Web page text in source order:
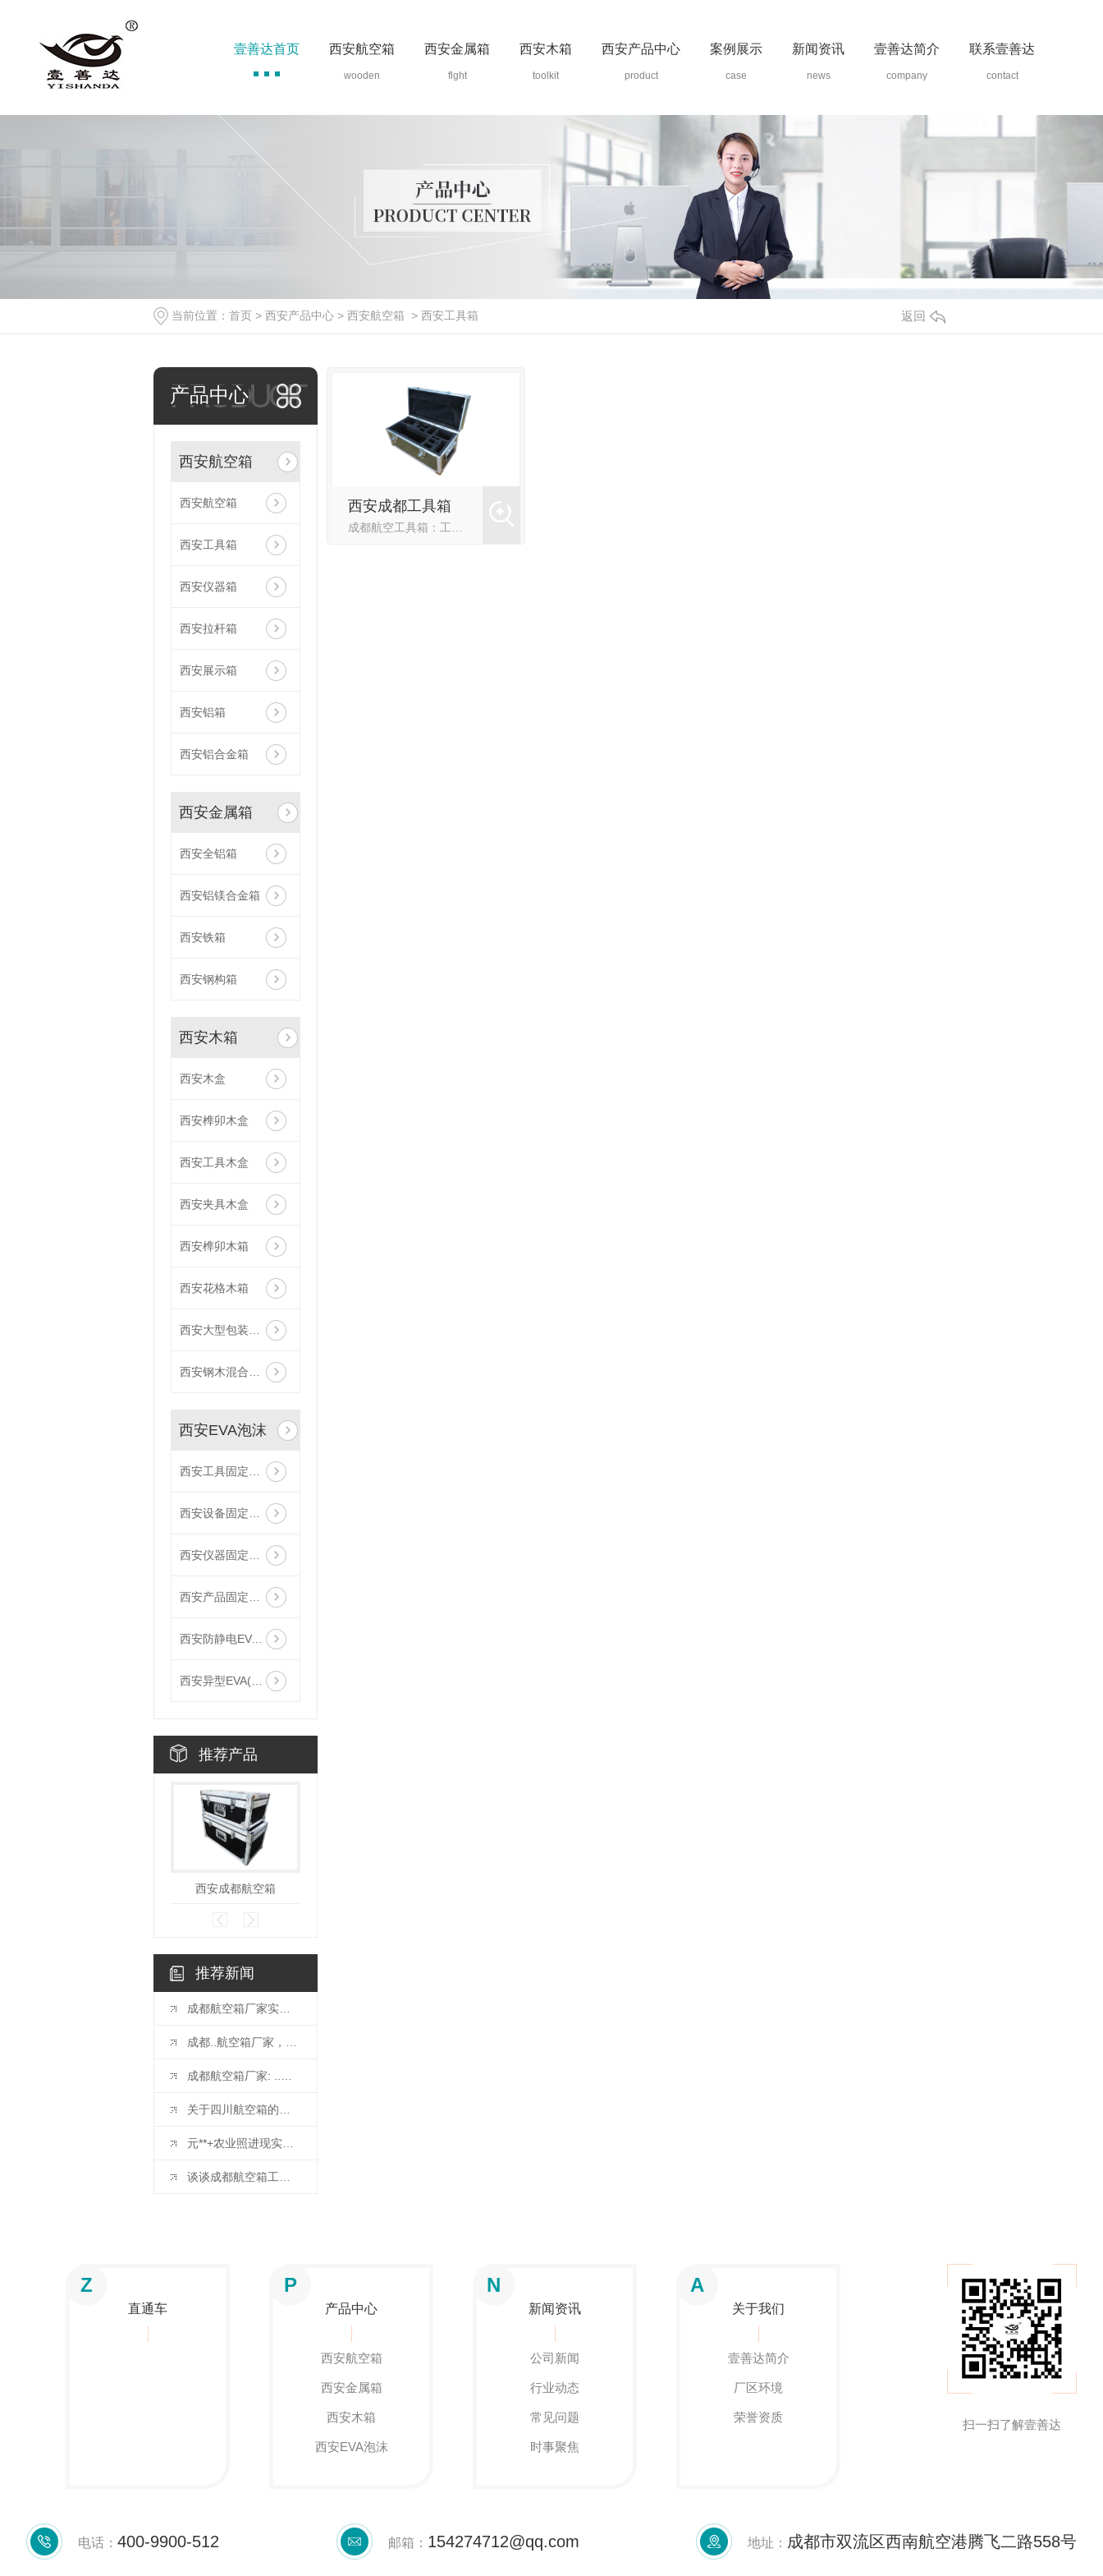
壹善达首页 西安航空箱
wooden
西安金属箱
flght
西安木箱
toolkit
西安产品中心
product
案例展示
case
新闻资讯
news
壹善达简介
company
联系壹善达
contact
当前位置： 首页 > 西安产品中心 > 西安航空箱 > 西安工具箱 返回
PRODUCT
产品中心
西安航空箱
西安航空箱
西安工具箱
西安仪器箱
西安拉杆箱
西安展示箱
西安铝箱
西安铝合金箱
西安金属箱
西安全铝箱
西安铝镁合金箱
西安铁箱
西安钢构箱
西安木箱
西安木盒
西安榫卯木盒
西安工具木盒
西安夹具木盒
西安榫卯木箱
西安花格木箱
西安大型包装木箱
西安钢木混合木箱
西安EVA泡沫
西安工具固定泡沫EVA
西安设备固定泡沫EVA
西安仪器固定泡沫EVA
西安产品固定泡沫EVA
西安防静电EVA(加工)
西安异型EVA(加工)
推荐产品
西安成都航空箱
推荐新闻
成都航空箱厂家实力大揭秘，专业可靠的箱包生产厂家
成都..航空箱厂家，值得信赖的选择
成都航空箱厂家: ..航空物流..之选
关于四川航空箱的种类以及特点
元**+农业照进现实，赋能农业生产
谈谈成都航空箱工艺品箱的制作要求
西安成都工具箱
成都航空工具箱：工具箱是一种集中存放和方便使用各种工具的设备。由于其放置和取用方便，技术人员在工作时也能有效提高工作效率。大型乘用车类飞机制造公司对工具车间的环境要求相对较高，工作站也相对较大。
Z
直通车
P
产品中心
西安航空箱
西安金属箱
西安木箱
西安EVA泡沫
N
新闻资讯
公司新闻
行业动态
常见问题
时事聚焦
A
关于我们
壹善达简介
厂区环境
荣誉资质
扫一扫了解壹善达
电话： 400-9900-512 邮箱： 154274712@qq.com 地址： 成都市双流区西南航空港腾飞二路558号